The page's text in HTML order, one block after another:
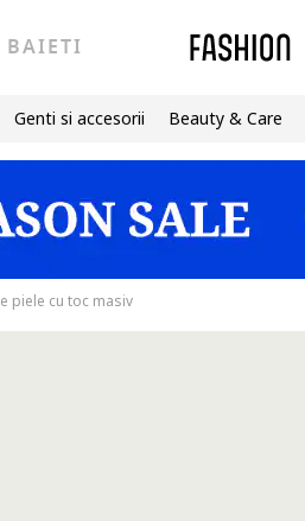
BAIETI
Genti si accesorii Beauty & Care
piele cu toc masiv